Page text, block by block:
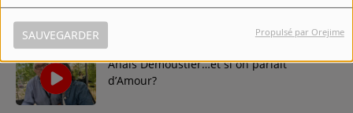
SAUVEGARDER Propulsé par Orejime
Anaïs Demoustier…et si on parlait
d’Amour?